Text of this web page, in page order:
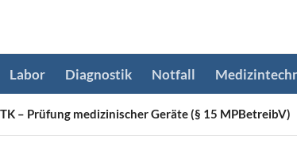
Labor Diagnostik Notfall
– Prüfung medizinischer Geräte (§ 15 MPBetreibV)